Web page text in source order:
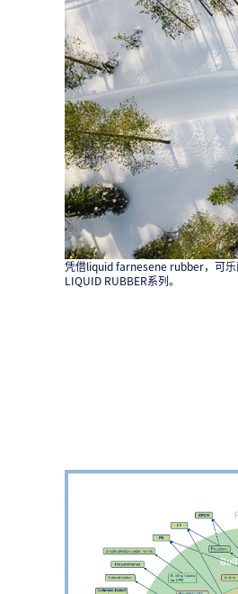
凭借liquid farnesene rubber，可乐
LIQUID RUBBER系列。